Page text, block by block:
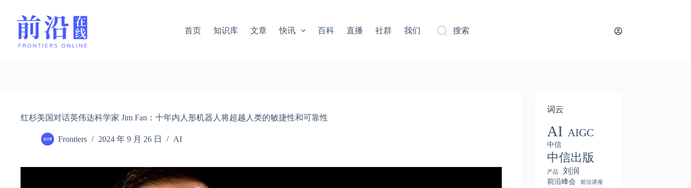
首页 知识库 文章 快讯 百科 直播 社群 我们 搜索
红杉美国对话英伟达科学家 Jim Fan：十年内人形机器人将超越人类的敏捷性和可靠性
Frontiers 2024 年 9 月 26 日 AI
词云
AI AIGC
中信
中信出版
产品 刘润
前沿峰会
前沿讲座